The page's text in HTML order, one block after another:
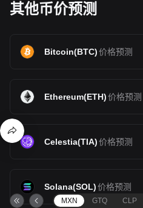
其他币价预测
Bitcoin(BTC)价格预测
Ethereum(ETH)价格预测
Celestia(TIA)价格预测
Solana(SOL)价格预测
MXN GTQ CLP